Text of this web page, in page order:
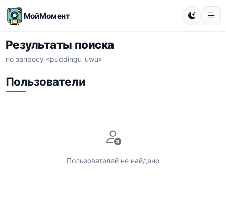
МойМомент
Результаты поиска
по запросу «puddingu_uwu»
Пользователи
Пользователей не найдено